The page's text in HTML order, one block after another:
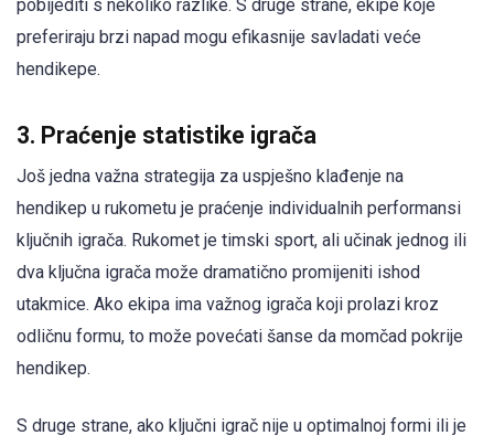
pobijediti s nekoliko razlike. S druge strane, ekipe koje
preferiraju brzi napad mogu efikasnije savladati veće
hendikepe.
3. Praćenje statistike igrača
Još jedna važna strategija za uspješno klađenje na
hendikep u rukometu je praćenje individualnih performansi
ključnih igrača. Rukomet je timski sport, ali učinak jednog ili
dva ključna igrača može dramatično promijeniti ishod
utakmice. Ako ekipa ima važnog igrača koji prolazi kroz
odličnu formu, to može povećati šanse da momčad pokrije
hendikep.
S druge strane, ako ključni igrač nije u optimalnoj formi ili je